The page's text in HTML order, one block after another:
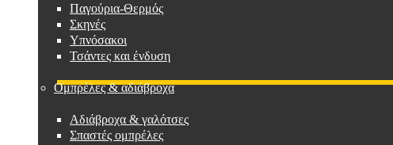
Παγούρια-Θερμός
Σκηνές
Υπνόσακοι
Τσάντες και ένδυση
Ομπρέλες & αδιάβροχα
Αδιάβροχα & γαλότσες
Σπαστές ομπρέλες